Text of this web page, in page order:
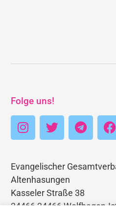
Folge uns!
Evangelischer
Altenhasungen
Kasseler Straße 38
34466 34466 Wolfhagen-